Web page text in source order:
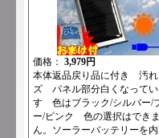
価格： 3,979円
本体返品戻り品に付き 汚
ズ パネル部分白くなって
す 色はブラック/シルバー/
ー/ピンク 色の選択はでき
ん。ソーラーバッテリーを